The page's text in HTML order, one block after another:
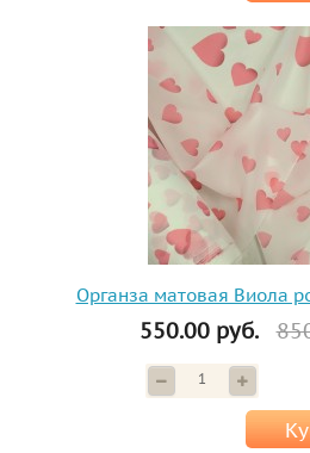
Органза матовая Виола
550.00 руб.